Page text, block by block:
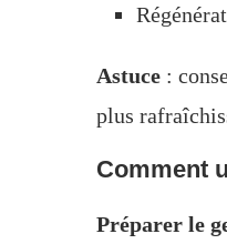
Astuce :
plus
Comment
Préparer le